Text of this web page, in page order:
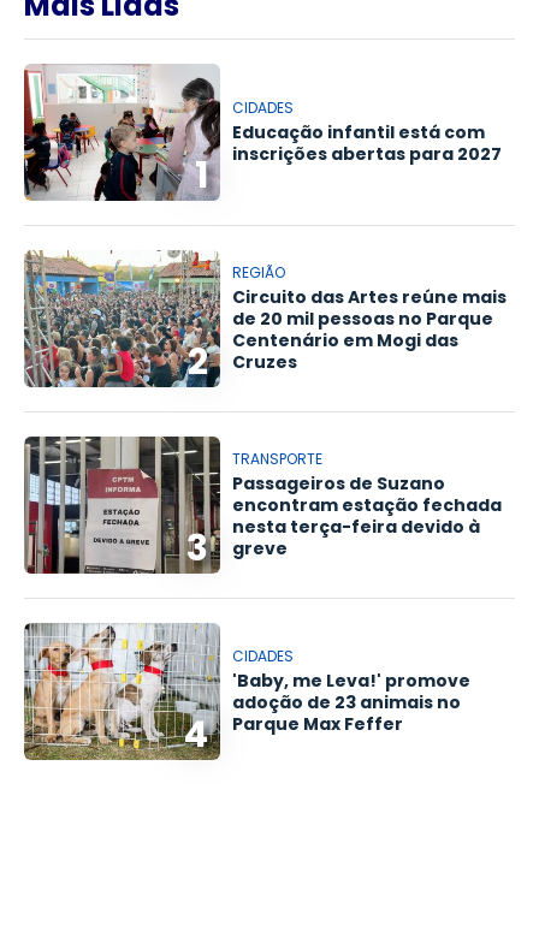
1
CIDADES
Educação infantil está com
inscrições abertas para 2027
2
REGIÃO
Circuito das Artes reúne mais
de 20 mil pessoas no Parque
Centenário em Mogi das
Cruzes
3
TRANSPORTE
Passageiros de Suzano
encontram estação fechada
nesta terça-feira devido à
greve
4
CIDADES
'Baby, me Leva!' promove
adoção de 23 animais no
Parque Max Feffer